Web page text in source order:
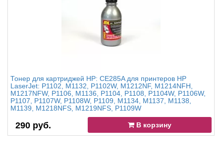
Тонер для картриджей HP: CE285A для принтеров HP
LaserJet: P1102, M1132, P1102W, M1212NF, M1214NFH,
M1217NFW, P1106, M1136, P1104, P1108, P1104W, P1106W,
P1107, P1107W, P1108W, P1109, M1134, M1137, M1138,
M1139, M1218NFS, M1219NFS, P1109W
290 руб. В корзину